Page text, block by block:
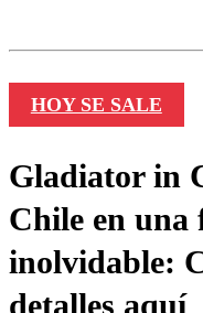
HOY SE SALE
Gladiator in
Chile en una
inolvidable:
detalles aquí